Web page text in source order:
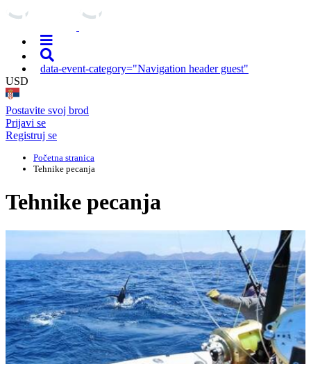
data-event-category="Navigation header guest"
USD
Postavite svoj brod
Prijavi se
Registruj se
Početna stranica
Tehnike pecanja
Tehnike pecanja